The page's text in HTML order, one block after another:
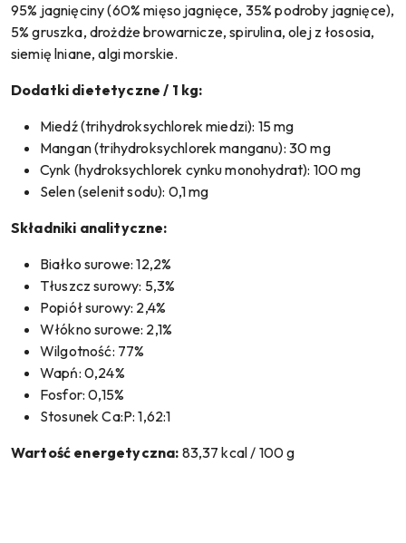
95% jagnięciny (60% mięso jagnięce, 35% podroby jagnięce),
5% gruszka, drożdże browarnicze, spirulina, olej z łososia,
siemię lniane, algi morskie.
Dodatki dietetyczne / 1 kg:
Miedź (trihydroksychlorek miedzi): 15 mg
Mangan (trihydroksychlorek manganu): 30 mg
Cynk (hydroksychlorek cynku monohydrat): 100 mg
Selen (selenit sodu): 0,1 mg
Składniki analityczne:
Białko surowe: 12,2%
Tłuszcz surowy: 5,3%
Popiół surowy: 2,4%
Włókno surowe: 2,1%
Wilgotność: 77%
Wapń: 0,24%
Fosfor: 0,15%
Stosunek Ca:P: 1,62:1
Wartość energetyczna: 83,37 kcal / 100 g